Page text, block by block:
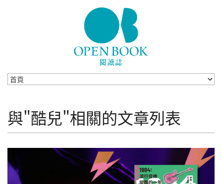
與"酷兒"相關的文章列表